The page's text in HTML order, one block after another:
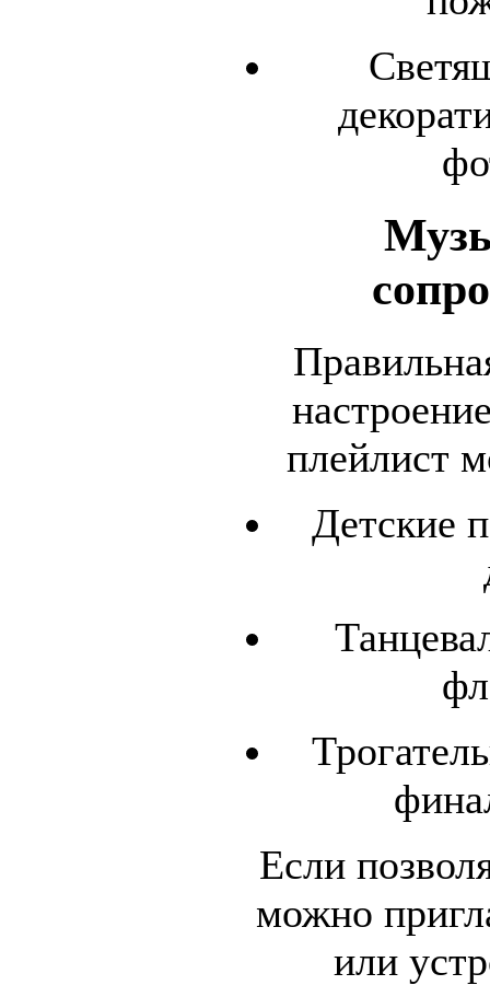
плейлист
Детские
Если
можно
или